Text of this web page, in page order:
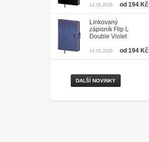
14.06.2026 od 194 Kč
Linkovaný
zápisník Flip L
Double Violet
14.06.2026 od 194 Kč
DALŠÍ NOVINKY